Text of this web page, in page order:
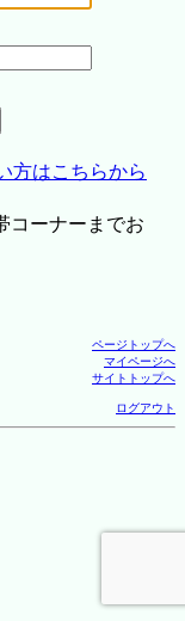
方はこちらから
コーナーまでお
ページトップへ
マイページへ
サイトトップへ
ログアウト